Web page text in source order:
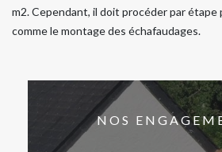
m2. Cependant, il doit procéder par étape
comme le montage des échafaudages.
NOS